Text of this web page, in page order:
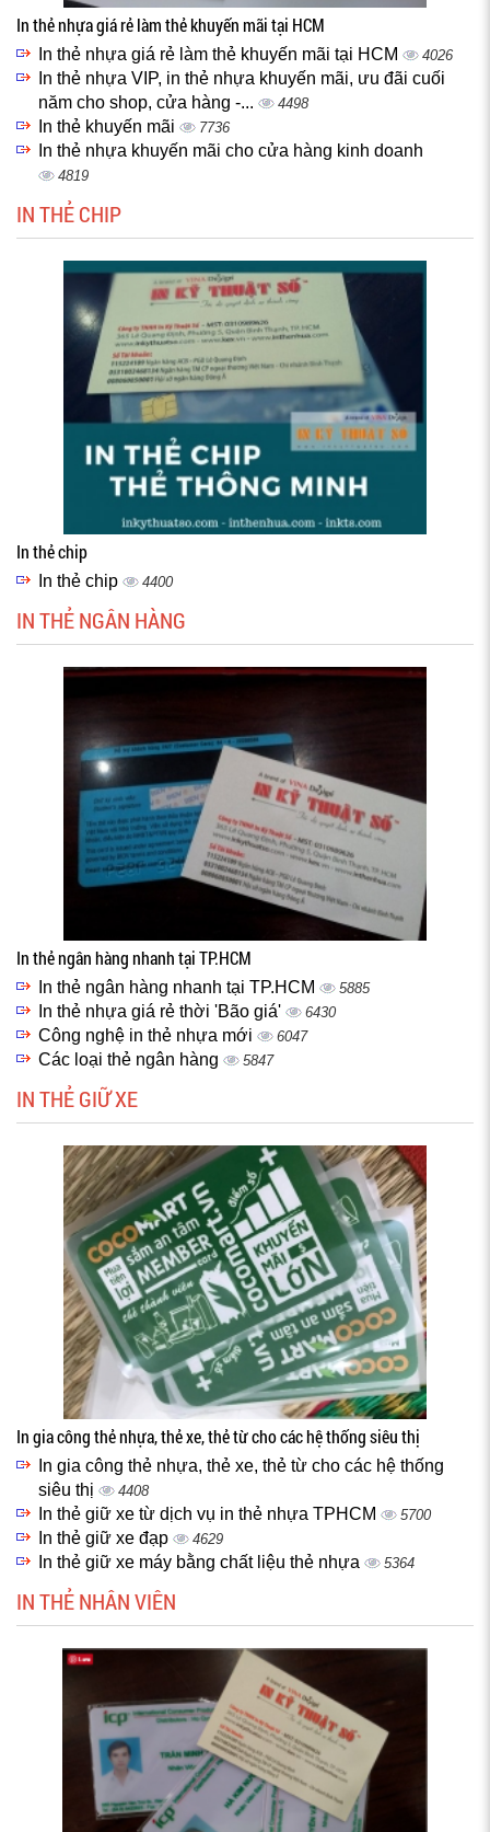
In thẻ nhựa giá rẻ làm thẻ khuyến mãi tại HCM
In thẻ nhựa giá rẻ làm thẻ khuyến mãi tại HCM 4026
In thẻ nhựa VIP, in thẻ nhựa khuyến mãi, ưu đãi cuối
năm cho shop, cửa hàng -...
4498
In thẻ khuyến mãi 7736
In thẻ nhựa khuyến mãi cho cửa hàng kinh doanh
4819
IN THẺ CHIP
In thẻ chip
In thẻ chip 4400
IN THẺ NGÂN HÀNG
In thẻ ngân hàng nhanh tại TP.HCM
In thẻ ngân hàng nhanh tại TP.HCM 5885
In thẻ nhựa giá rẻ thời 'Bão giá' 6430
Công nghệ in thẻ nhựa mới 6047
Các loại thẻ ngân hàng 5847
IN THẺ GIỮ XE
In gia công thẻ nhựa, thẻ xe, thẻ từ cho các hệ thống siêu thị
In gia công thẻ nhựa, thẻ xe, thẻ từ cho các hệ thống
siêu thị
4408
In thẻ giữ xe từ dịch vụ in thẻ nhựa TPHCM 5700
In thẻ giữ xe đạp 4629
In thẻ giữ xe máy bằng chất liệu thẻ nhựa 5364
IN THẺ NHÂN VIÊN